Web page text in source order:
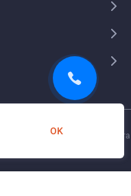
— создание и поддержка сайта
OK